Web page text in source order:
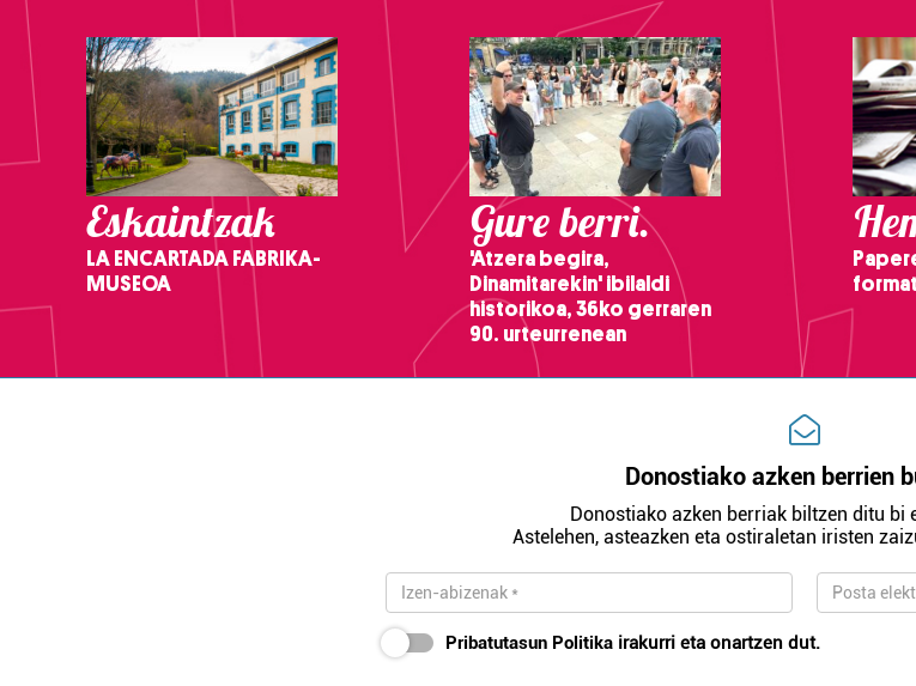
Eskaintzak
LA ENCARTADA FABRIKA-
MUSEOA
Gure berri.
'Atzera begira,
Dinamitarekin' ibilaldi
historikoa, 36ko gerraren
90. urteurrenean
Donostiako azken berrien
Donostiako azken berriak biltzen ditu bi
Astelehen, asteazken eta ostiraletan iristen
Pribatutasun Politika irakurri eta onartzen dut.